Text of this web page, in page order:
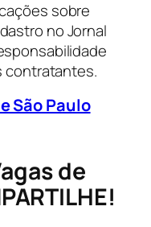
sobre
no Jornal
contratantes.
São Paulo
de